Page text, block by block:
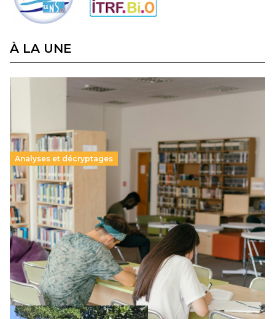
À LA UNE
Analyses et décryptages
Supérieur privé : une dérive qui met à mal la
promesse républicaine
11 juillet 2026-
Le projet de loi sur la régulation de l’enseignement
supérieur privé met en lumière l’amplification d’un système
qui relègue l’acte pédagogique au superfétatoire, voire à…
Lire la suite →